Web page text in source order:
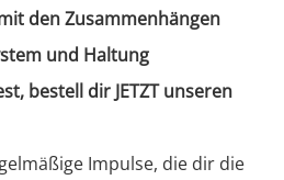
den Zusammenhängen
und Haltung
bestell dir JETZT unseren
Impulse, die dir die